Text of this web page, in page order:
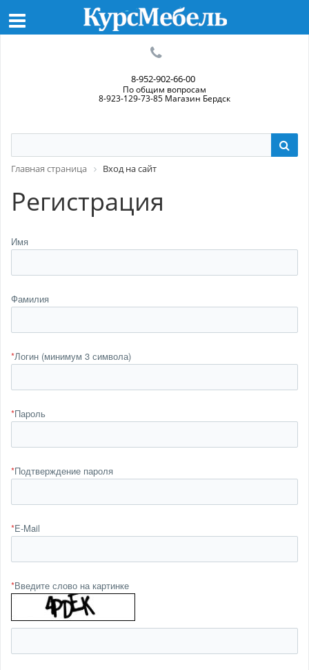
8-952-902-66-00
По общим вопросам
8-923-129-73-85 Магазин Бердск
Главная страница Вход на сайт
Регистрация
Имя
Фамилия
*Логин (минимум 3 символа)
*Пароль
*Подтверждение пароля
*E-Mail
*Введите слово на картинке